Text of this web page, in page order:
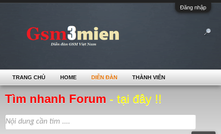
Đăng nhập
Tìm nhanh Forum - tại đây !!
TRANG CHỦ HOME DIỄN ĐÀN THÀNH VIÊN